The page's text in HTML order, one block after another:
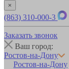
×
(863) 310-000-3
Заказать звонок
Ваш город:
Ростов-на-Дону
Ростов-на-Дону